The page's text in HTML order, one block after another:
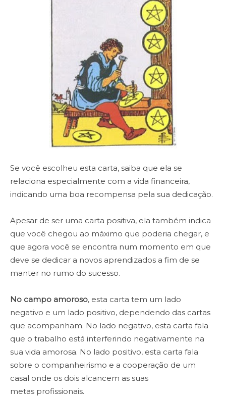
Se você escolheu esta carta, saiba que ela se
relaciona especialmente com a vida financeira,
indicando uma boa recompensa pela sua dedicação.
Apesar de ser uma carta positiva, ela também indica
que você chegou ao máximo que poderia chegar, e
que agora você se encontra num momento em que
deve se dedicar a novos aprendizados a fim de se
manter no rumo do sucesso.
No campo amoroso, esta carta tem um lado
negativo e um lado positivo, dependendo das cartas
que acompanham. No lado negativo, esta carta fala
que o trabalho está interferindo negativamente na
sua vida amorosa. No lado positivo, esta carta fala
sobre o companheirismo e a cooperação de um
casal onde os dois alcancem as suas
metas profissionais.